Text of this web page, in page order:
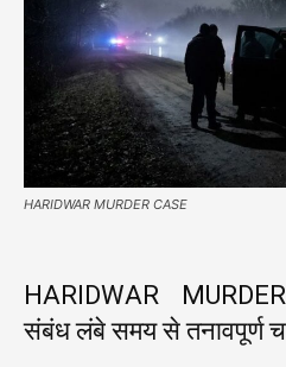
HARIDWAR MURDER CASE
HARIDWAR
संबंध लंबे समय से तनावपूर्ण